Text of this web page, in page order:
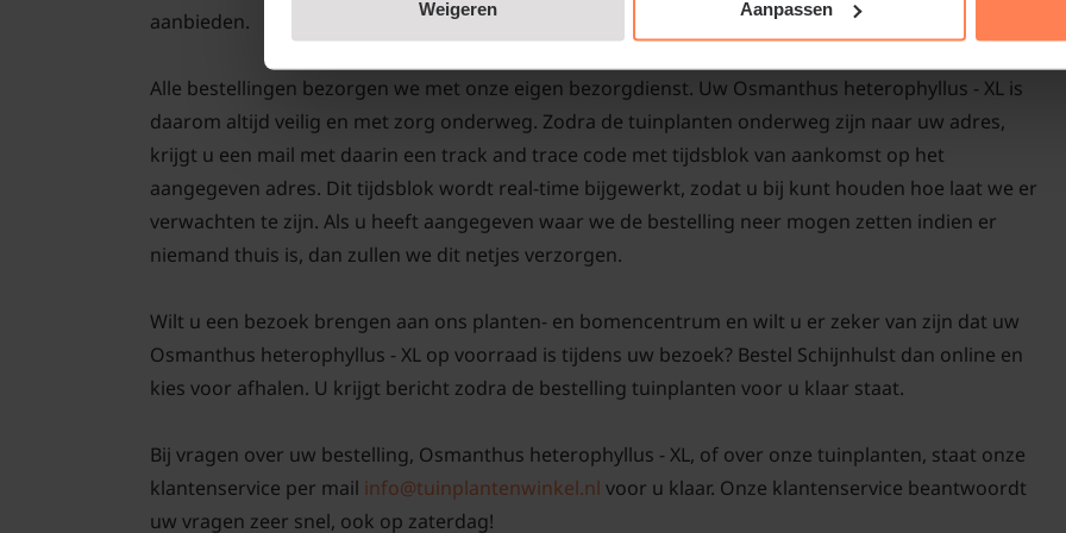
Weigeren Aanpassen
aanbieden.
Alle bestellingen bezorgen we met onze eigen bezorgdienst. Uw Osmanthus heterophyllus - XL is
daarom altijd veilig en met zorg onderweg. Zodra de tuinplanten onderweg zijn naar uw adres,
krijgt u een mail met daarin een track and trace code met tijdsblok van aankomst op het
aangegeven adres. Dit tijdsblok wordt real-time bijgewerkt, zodat u bij kunt houden hoe laat we er
verwachten te zijn. Als u heeft aangegeven waar we de bestelling neer mogen zetten indien er
niemand thuis is, dan zullen we dit netjes verzorgen.
Wilt u een bezoek brengen aan ons planten- en bomencentrum en wilt u er zeker van zijn dat uw
Osmanthus heterophyllus - XL op voorraad is tijdens uw bezoek? Bestel Schijnhulst dan online en
kies voor afhalen. U krijgt bericht zodra de bestelling tuinplanten voor u klaar staat.
Bij vragen over uw bestelling, Osmanthus heterophyllus - XL, of over onze tuinplanten, staat onze
klantenservice per mail info@tuinplantenwinkel.nl voor u klaar. Onze klantenservice beantwoordt
uw vragen zeer snel, ook op zaterdag!